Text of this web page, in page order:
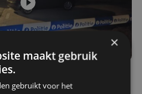
| 09:32
in woning in Sint-
×
maakt gebruik
gebruikt voor het